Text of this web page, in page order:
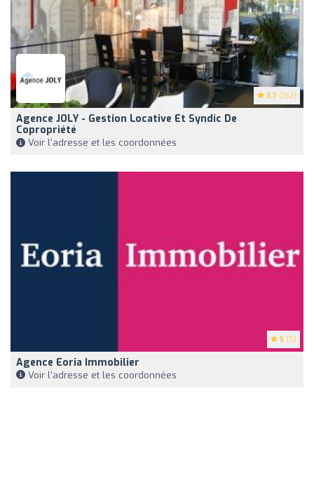
3.7 (162)
Agence JOLY - Gestion Locative Et Syndic De
Copropriété
Voir l'adresse et les coordonnées
5 (5)
Agence Eoria Immobilier
Voir l'adresse et les coordonnées